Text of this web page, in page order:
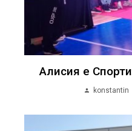
Алисия е
konstantin